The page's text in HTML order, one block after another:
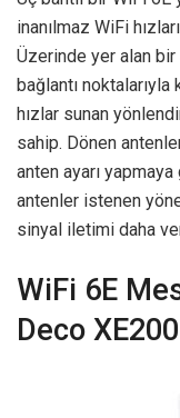
inanılmaz WiFi
Üzerinde yer alan
bağlantı
hızlar sunan
sahip. Dönen
anten ayarı
antenler istenen
sinyal iletimi daha
WiFi 6E
Deco XE200